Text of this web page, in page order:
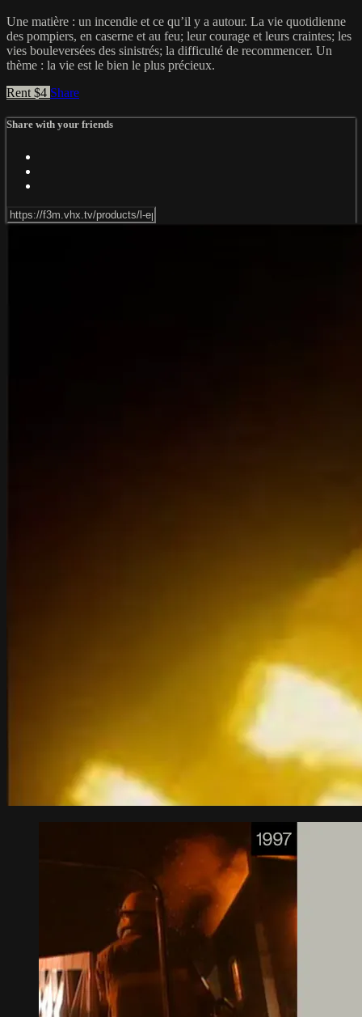
Une matière : un incendie et ce qu’il y a autour. La vie quotidienne
des pompiers, en caserne et au feu; leur courage et leurs craintes; les
vies bouleversées des sinistrés; la difficulté de recommencer. Un
thème : la vie est le bien le plus précieux.
Rent $4 Share
Share with your friends